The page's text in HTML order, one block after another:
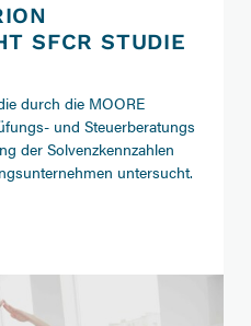
SFCR STUDIE
durch die MOORE
und Steuerberatungs
der Solvenzkennzahlen
untersucht.